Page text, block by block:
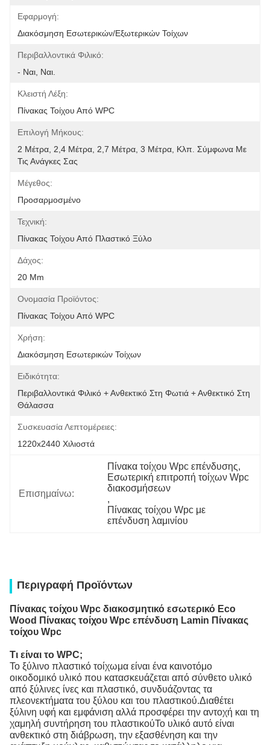
Εφαρμογή:
Διακόσμηση Εσωτερικών/εξωτερικών Τοίχων
Περιβαλλοντικά Φιλικό:
- Ναι, Ναι.
Κλειστή Λέξη:
Πίνακας Τοίχου Από WPC
Επιλογή Μήκους:
2 Μέτρα, 2,4 Μέτρα, 2,7 Μέτρα, 3 Μέτρα, Κλπ. Σύμφωνα Με
Τις Ανάγκες Σας
Μέγεθος:
Προσαρμοσμένο
Τεχνική:
Πίνακας Τοίχου Από Πλαστικό Ξύλο
Δάχος:
20 Mm
Ονομασία Προϊόντος:
Πίνακας Τοίχου Από WPC
Χρήση:
Διακόσμηση Εσωτερικών Τοίχων
Ειδικότητα:
Περιβαλλοντικά Φιλικό + Ανθεκτικό Στη Φωτιά + Ανθεκτικό Στη
Θάλασσα
Συσκευασία Λεπτομέρειες:
1220x2440 Χιλιοστά
Επισημαίνω:
Πίνακα τοίχου Wpc επένδυσης,
Εσωτερική επιτροπή τοίχων Wpc
διακοσμήσεων
,
Πίνακας τοίχου Wpc με
επένδυση λαμινίου
Περιγραφή Προϊόντων
Πίνακας τοίχου Wpc διακοσμητικό εσωτερικό Eco
Wood Πίνακας τοίχου Wpc επένδυση Lamin Πίνακας
τοίχου Wpc
Τι είναι το WPC;
Το ξύλινο πλαστικό τοίχωμα είναι ένα καινοτόμο
οικοδομικό υλικό που κατασκευάζεται από σύνθετο υλικό
από ξύλινες ίνες και πλαστικό, συνδυάζοντας τα
πλεονεκτήματα του ξύλου και του πλαστικού.Διαθέτει
ξύλινη υφή και εμφάνιση αλλά προσφέρει την αντοχή και τη
χαμηλή συντήρηση του πλαστικούΤο υλικό αυτό είναι
ανθεκτικό στη διάβρωση, την εξασθένηση και την